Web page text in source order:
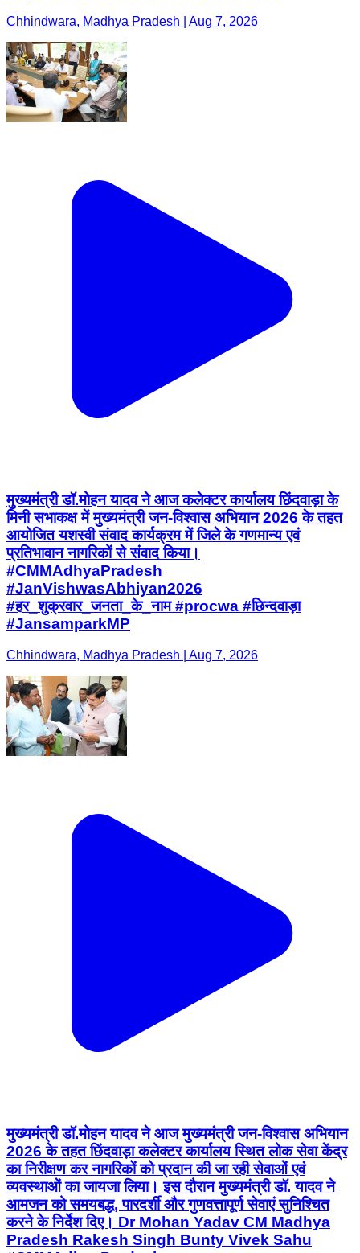
Chhindwara, Madhya Pradesh | Aug 7, 2026
मुख्यमंत्री डॉ.मोहन यादव ने आज कलेक्टर कार्यालय छिंदवाड़ा के
मिनी सभाकक्ष में मुख्यमंत्री जन-विश्वास अभियान 2026 के तहत
आयोजित यशस्वी संवाद कार्यक्रम में जिले के गणमान्य एवं
प्रतिभावान नागरिकों से संवाद किया।
#CMMAdhyaPradesh
#JanVishwasAbhiyan2026
#हर_शुक्रवार_जनता_के_नाम #procwa #छिन्दवाड़ा
#JansamparkMP
Chhindwara, Madhya Pradesh | Aug 7, 2026
मुख्यमंत्री डॉ.मोहन यादव ने आज मुख्यमंत्री जन-विश्वास अभियान
2026 के तहत छिंदवाड़ा कलेक्टर कार्यालय स्थित लोक सेवा केंद्र
का निरीक्षण कर नागरिकों को प्रदान की जा रही सेवाओं एवं
व्यवस्थाओं का जायजा लिया। इस दौरान मुख्यमंत्री डॉ. यादव ने
आमजन को समयबद्ध, पारदर्शी और गुणवत्तापूर्ण सेवाएं सुनिश्चित
करने के निर्देश दिए। Dr Mohan Yadav CM Madhya
Pradesh Rakesh Singh Bunty Vivek Sahu